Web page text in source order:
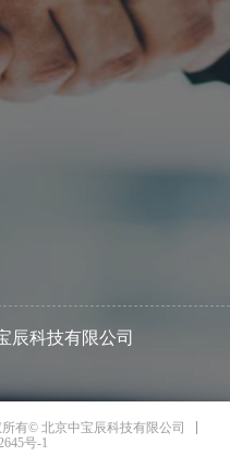
辰科技有限公司
所有© 北京中宝辰科技有限公司
号-1